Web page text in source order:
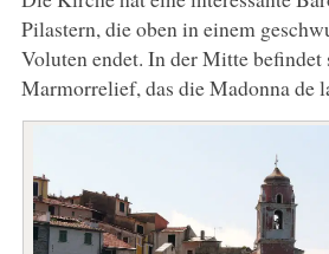
Pilastern, die oben in einem
Voluten endet. In der Mitte befindet
Marmorrelief, das die Madonna de